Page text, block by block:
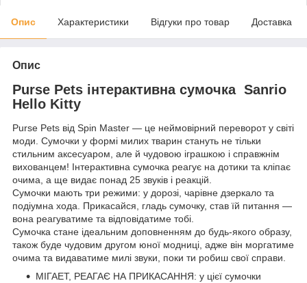
Опис Характеристики Відгуки про товар Доставка
Опис
Purse Pets інтерактивна сумочка Sanrio
Hello Kitty
Purse Pets від Spin Master — це неймовірний переворот у світі
моди. Сумочки у формі милих тварин стануть не тільки
стильним аксесуаром, але й чудовою іграшкою і справжнім
вихованцем! Інтерактивна сумочка реагує на дотики та кліпає
очима, а ще видає понад 25 звуків і реакцій.
Сумочки мають три режими: у дорозі, чарівне дзеркало та
подіумна хода. Прикасайся, гладь сумочку, став їй питання —
вона реагуватиме та відповідатиме тобі.
Сумочка стане ідеальним доповненням до будь-якого образу,
також буде чудовим другом юної модниці, адже він моргатиме
очима та видаватиме милі звуки, поки ти робиш свої справи.
МІГАЕТ, РЕАГАЄ НА ПРИКАСАННЯ: у цієї сумочки